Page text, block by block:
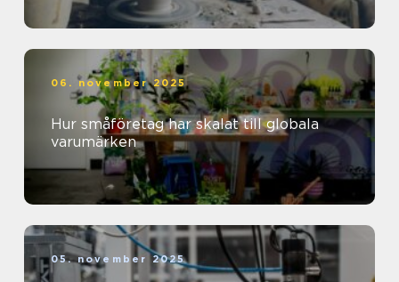
06. november 2025
Hur småföretag har skalat till globala
varumärken
05. november 2025